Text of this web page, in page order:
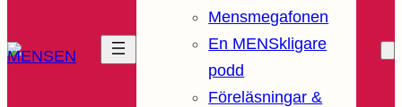
Mensmegafonen
En MENSkligare
podd
Föreläsningar &